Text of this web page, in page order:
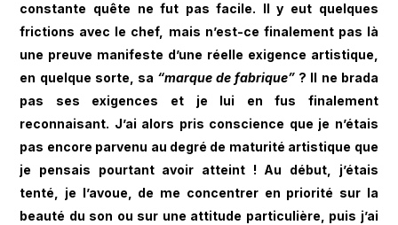
constante quête ne fut pas facile. Il y eut quelques
frictions avec le chef, mais n’est-ce finalement pas là
une preuve manifeste d’une réelle exigence artistique,
en quelque sorte, sa “marque de fabrique” ? Il ne brada
pas ses exigences et je lui en fus finalement
reconnaisant. J’ai alors pris conscience que je n’étais
pas encore parvenu au degré de maturité artistique que
je pensais pourtant avoir atteint ! Au début, j’étais
tenté, je l’avoue, de me concentrer en priorité sur la
beauté du son ou sur une attitude particulière, puis j’ai